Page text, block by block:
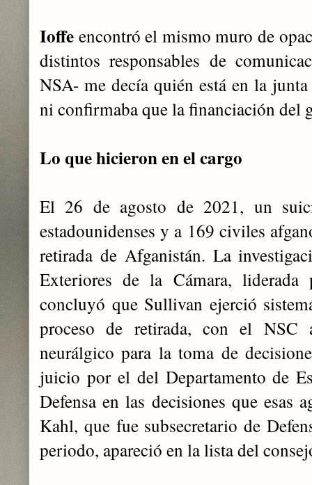
Ioffe encontró el mismo muro de
distintos responsables de
NSA- me decía quién está en la
ni confirmaba que la financiación del
Lo que hicieron en el cargo
El 26 de agosto de 2021, un
estadounidenses y a 169 civiles
retirada de Afganistán. La
Exteriores de la Cámara,
concluyó que Sullivan ejerció
proceso de retirada, con el NSC
neurálgico para la toma de
juicio por el del Departamento de
Defensa en las decisiones que esas
Kahl, que fue subsecretario de
periodo, apareció en la lista del